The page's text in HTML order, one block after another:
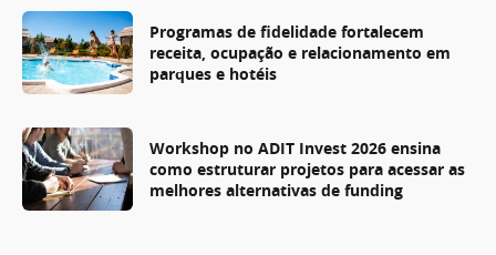
Programas de fidelidade fortalecem
receita, ocupação e relacionamento em
parques e hotéis
Workshop no ADIT Invest 2026 ensina
como estruturar projetos para acessar as
melhores alternativas de funding